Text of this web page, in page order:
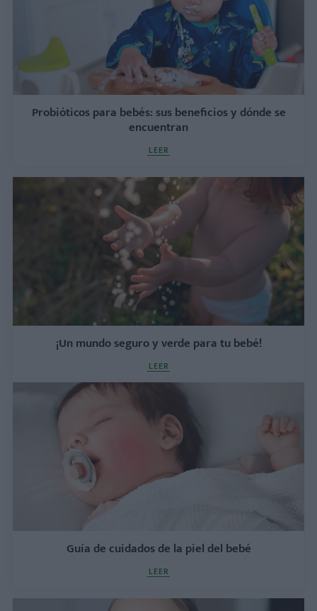
Probióticos para bebés: sus beneficios y dónde se
encuentran
LEER
¡Un mundo seguro y verde para tu bebé!
LEER
Guía de cuidados de la piel del bebé
LEER